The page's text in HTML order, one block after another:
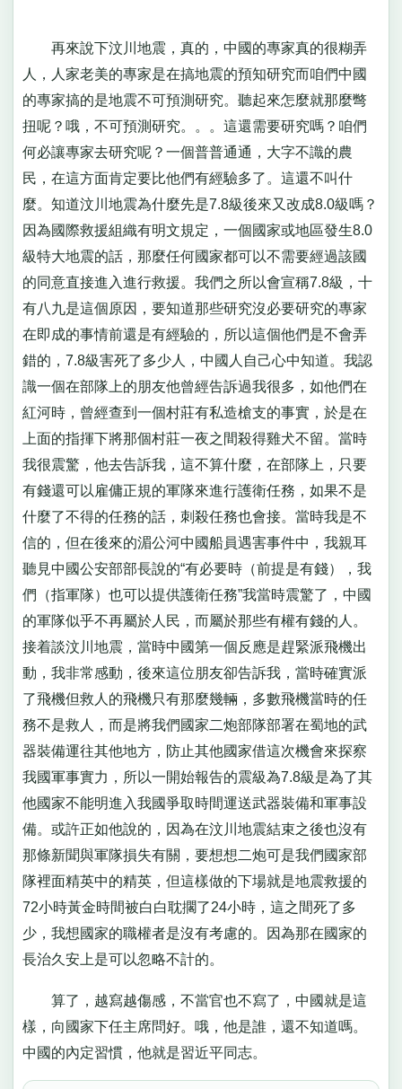
再來說下汶川地震，真的，中國的專家真的很糊弄
人，人家老美的專家是在搞地震的預知研究而咱們中國
的專家搞的是地震不可預測研究。聽起來怎麼就那麼彆
扭呢？哦，不可預測研究。。。這還需要研究嗎？咱們
何必讓專家去研究呢？一個普普通通，大字不識的農
民，在這方面肯定要比他們有經驗多了。這還不叫什
麼。知道汶川地震為什麼先是7.8級後來又改成8.0級嗎？
因為國際救援組織有明文規定，一個國家或地區發生8.0
級特大地震的話，那麼任何國家都可以不需要經過該國
的同意直接進入進行救援。我們之所以會宣稱7.8級，十
有八九是這個原因，要知道那些研究沒必要研究的專家
在即成的事情前還是有經驗的，所以這個他們是不會弄
錯的，7.8級害死了多少人，中國人自己心中知道。我認
識一個在部隊上的朋友他曾經告訴過我很多，如他們在
紅河時，曾經查到一個村莊有私造槍支的事實，於是在
上面的指揮下將那個村莊一夜之間殺得雞犬不留。當時
我很震驚，他去告訴我，這不算什麼，在部隊上，只要
有錢還可以雇傭正規的軍隊來進行護衛任務，如果不是
什麼了不得的任務的話，刺殺任務也會接。當時我是不
信的，但在後來的湄公河中國船員遇害事件中，我親耳
聽見中國公安部部長說的“有必要時（前提是有錢），我
們（指軍隊）也可以提供護衛任務”我當時震驚了，中國
的軍隊似乎不再屬於人民，而屬於那些有權有錢的人。
接着談汶川地震，當時中國第一個反應是趕緊派飛機出
動，我非常感動，後來這位朋友卻告訴我，當時確實派
了飛機但救人的飛機只有那麼幾輛，多數飛機當時的任
務不是救人，而是將我們國家二炮部隊部署在蜀地的武
器裝備運往其他地方，防止其他國家借這次機會來探察
我國軍事實力，所以一開始報告的震級為7.8級是為了其
他國家不能明進入我國爭取時間運送武器裝備和軍事設
備。或許正如他說的，因為在汶川地震結束之後也沒有
那條新聞與軍隊損失有關，要想想二炮可是我們國家部
隊裡面精英中的精英，但這樣做的下場就是地震救援的
72小時黃金時間被白白耽擱了24小時，這之間死了多
少，我想國家的職權者是沒有考慮的。因為那在國家的
長治久安上是可以忽略不計的。
算了，越寫越傷感，不當官也不寫了，中國就是這
樣，向國家下任主席問好。哦，他是誰，還不知道嗎。
中國的內定習慣，他就是習近平同志。